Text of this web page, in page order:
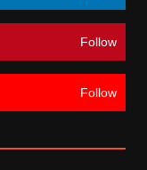
Follow
Follow